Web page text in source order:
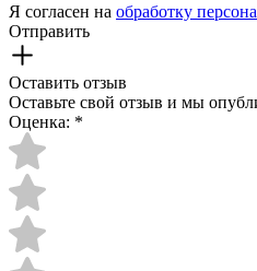
Я согласен на обработку
Отправить
Оставить отзыв
Оставьте свой отзыв и мы
Оценка: *